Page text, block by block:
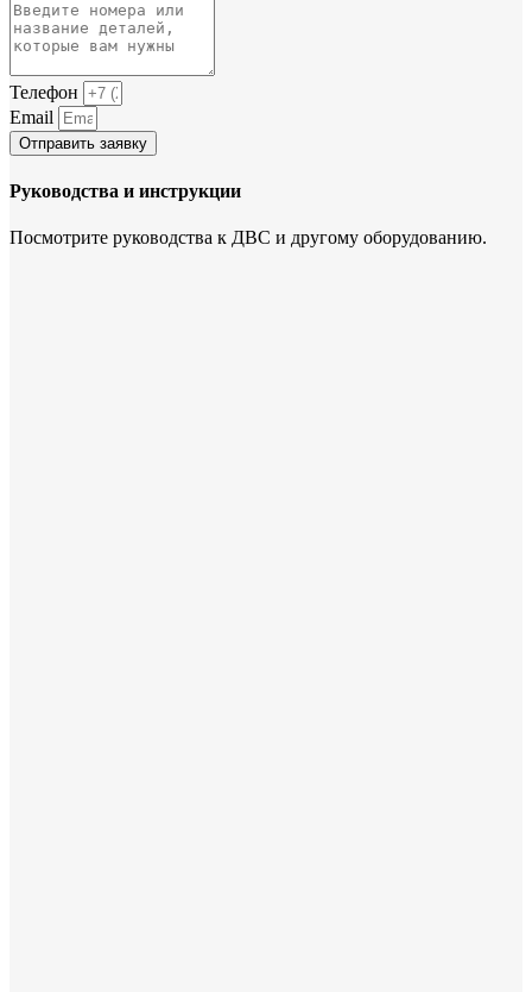
Телефон
Email
Отправить заявку
Руководства и инструкции
Посмотрите руководства к ДВС и другому оборудованию.